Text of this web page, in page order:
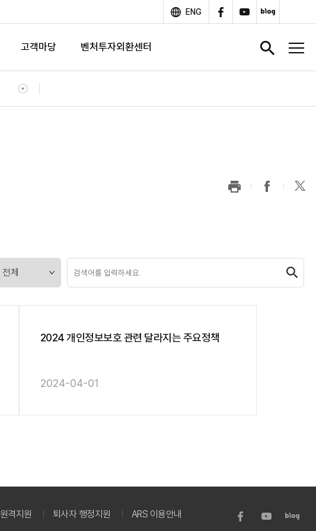
ENG
고객마당 벤처투자외환센터
2024 개인정보보호 관련 달라지는 주요정책
2024-04-01
원격지원 퇴사자 행정지원 ARS 이용안내